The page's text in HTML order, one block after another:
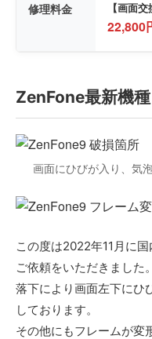
修理料金 【画面交
22,800
ZenFone最新機
画面にひびが入り、気
この度は2022年11月に
ご依頼をいただきました。
落下により画面左下にひ
しております。
その他にもフレームが変